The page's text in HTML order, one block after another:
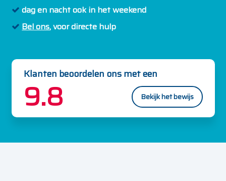
dag en nachtook in het weekend
Bel ons,voor directe hulp
Klanten beoordelen ons met een
9.8 Bekijk het bewijs